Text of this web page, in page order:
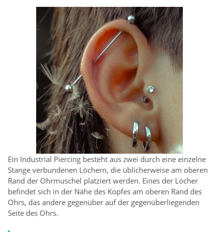
Ein Industrial Piercing besteht aus zwei durch eine einzelne
Stange verbundenen Löchern, die üblicherweise am oberen
Rand der Ohrmuschel platziert werden. Eines der Löcher
befindet sich in der Nähe des Kopfes am oberen Rand des
Ohrs, das andere gegenüber auf der gegenüberliegenden
Seite des Ohrs.